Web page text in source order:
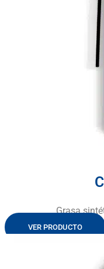
Grasa
VER PRODUCTO